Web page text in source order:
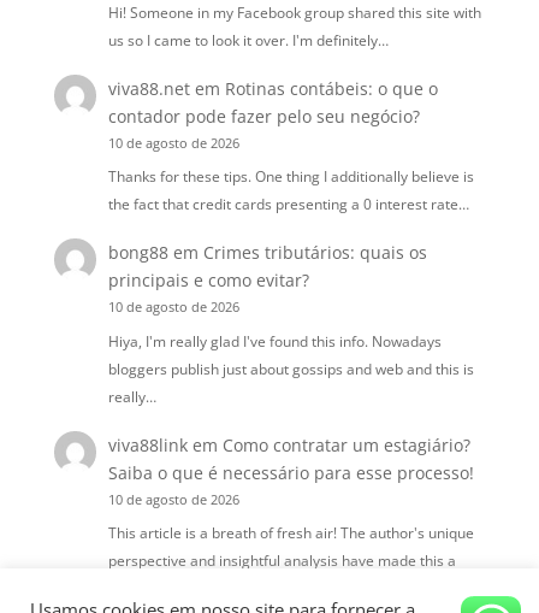
Hi! Someone in my Facebook group shared this site with
us so I came to look it over. I'm definitely…
viva88.net em Rotinas contábeis: o que o
contador pode fazer pelo seu negócio?
10 de agosto de 2026
Thanks for these tips. One thing I additionally believe is
the fact that credit cards presenting a 0 interest rate…
bong88 em Crimes tributários: quais os
principais e como evitar?
10 de agosto de 2026
Hiya, I'm really glad I've found this info. Nowadays
bloggers publish just about gossips and web and this is
really…
viva88link em Como contratar um estagiário?
Saiba o que é necessário para esse processo!
10 de agosto de 2026
This article is a breath of fresh air! The author's unique
perspective and insightful analysis have made this a